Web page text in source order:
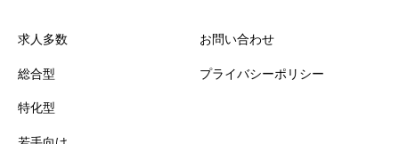
求人多数
総合型
特化型
お問い合わせ
プライバシーポリシー